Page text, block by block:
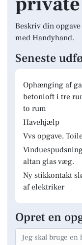
Beskriv din
med Handyhand.
Seneste
Ophænging af
betonloft i tre
to rum
Havehjælp
Vvs opgave,
altan glas væg.
Ny stikkontakt
af elektriker
Opret en